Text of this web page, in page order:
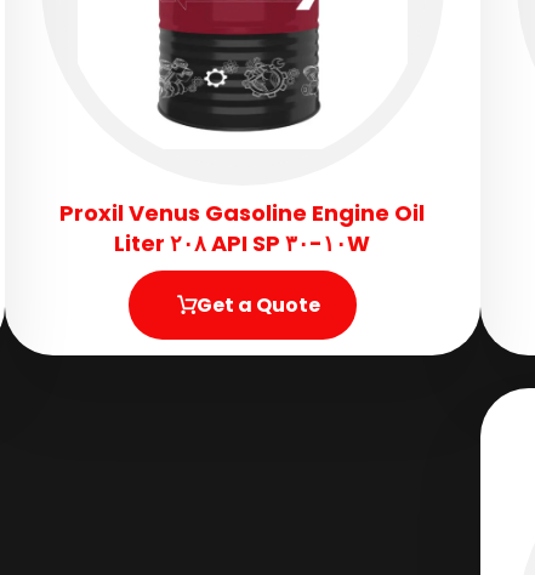
Proxil Venus Gasoline Engine Oil
١٠W-٣٠ API SP ٢٠٨ Liter
Get a Quote